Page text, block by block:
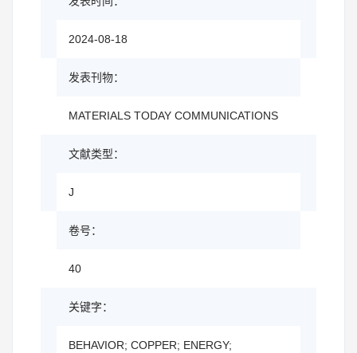
2024-08-18
发表刊物：
MATERIALS TODAY COMMUNICATIONS
文献类型：
J
卷号：
40
关键字：
BEHAVIOR; COPPER; ENERGY;